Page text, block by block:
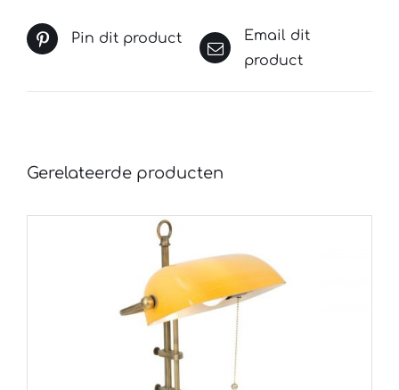
Pin dit product
Email dit
product
Gerelateerde producten